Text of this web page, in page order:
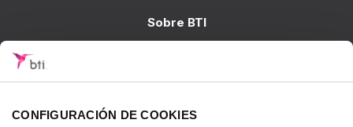
CONFIGURACIÓN DE COOKIES
Sobre BTI
Formación - BTI Training Center